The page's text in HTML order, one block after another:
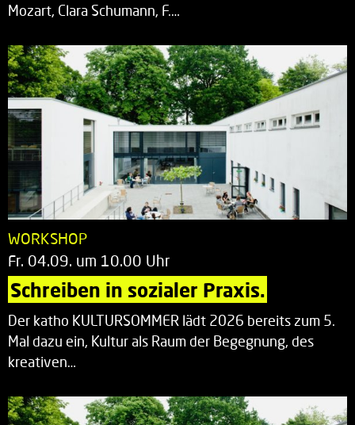
Mozart, Clara Schumann, F.…
WORKSHOP
Fr. 04.09. um 10.00 Uhr
Schreiben in sozialer Praxis.
Der katho KULTURSOMMER lädt 2026 bereits zum 5.
Mal dazu ein, Kultur als Raum der Begegnung, des
kreativen…